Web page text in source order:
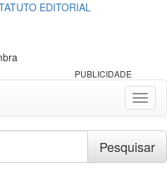
EDITORIAL
PUBLICIDADE
Pesquisar